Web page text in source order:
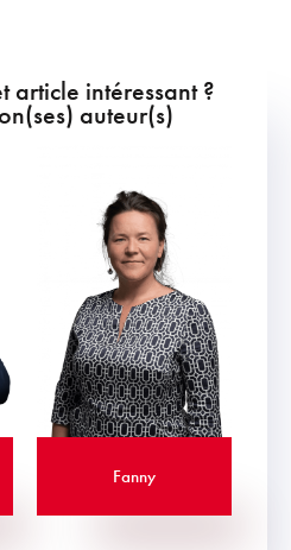
article intéressant ?
auteur(s)
Fanny